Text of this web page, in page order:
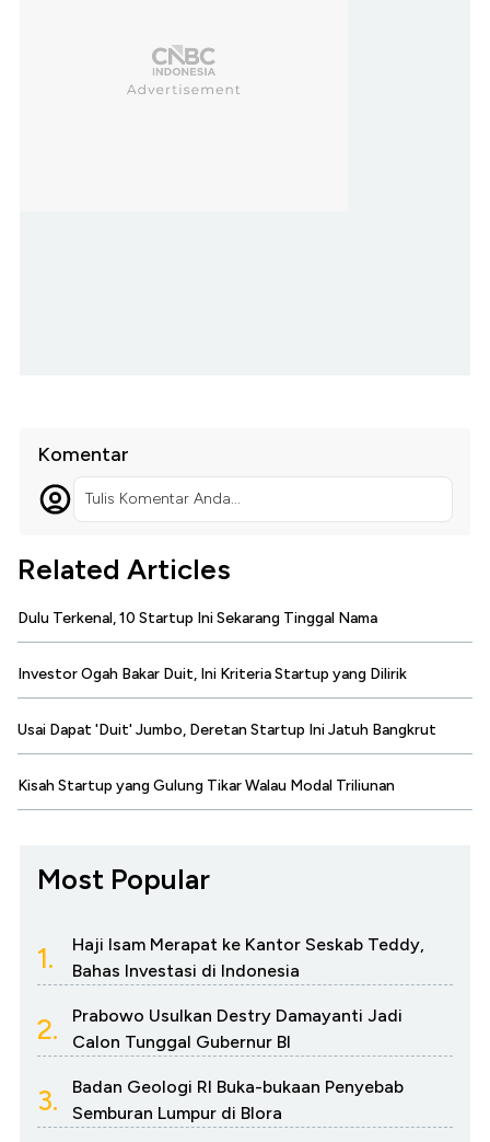
Komentar
Tulis Komentar Anda...
Related Articles
Dulu Terkenal, 10 Startup Ini Sekarang Tinggal Nama
Investor Ogah Bakar Duit, Ini Kriteria Startup yang Dilirik
Usai Dapat 'Duit' Jumbo, Deretan Startup Ini Jatuh Bangkrut
Kisah Startup yang Gulung Tikar Walau Modal Triliunan
Most Popular
1.
Haji Isam Merapat ke Kantor Seskab Teddy,
Bahas Investasi di Indonesia
2.
Prabowo Usulkan Destry Damayanti Jadi
Calon Tunggal Gubernur BI
3.
Badan Geologi RI Buka-bukaan Penyebab
Semburan Lumpur di Blora